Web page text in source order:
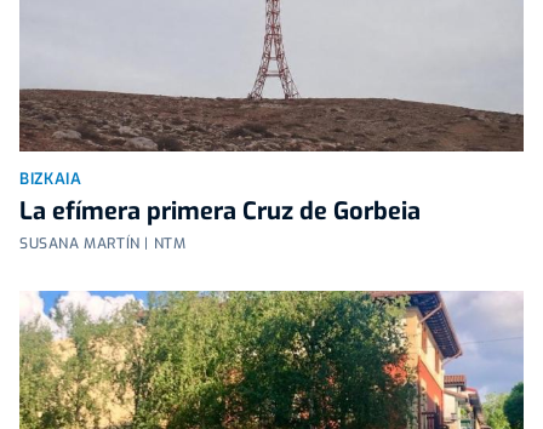
BIZKAIA
La efímera primera Cruz de Gorbeia
SUSANA MARTÍN | NTM